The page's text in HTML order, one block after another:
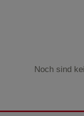
Noch sind